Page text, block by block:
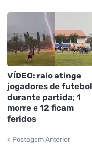
VÍDEO: raio atinge
jogadores de futebol
durante partida; 1
morre e 12 ficam
feridos
Postagem Anterior